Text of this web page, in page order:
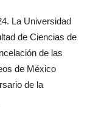
La Universidad
de Ciencias de
de las
de México
de la